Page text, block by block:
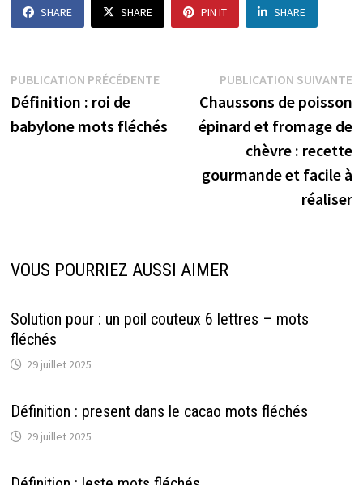
SHARE SHARE PIN IT SHARE
Navigation
de
l’article
PUBLICATION PRÉCÉDENTEPublication
précédente :
Définition : roi de
babylone mots fléchés
PUBLICATION SUIVANTE
Chaussons de poisson
épinard et fromage de
chèvre : recette
gourmande et facile à
réaliser
VOUS POURRIEZ AUSSI AIMER
Solution pour : un poil couteux 6 lettres – mots
fléchés
29 juillet 2025
Définition : present dans le cacao mots fléchés
29 juillet 2025